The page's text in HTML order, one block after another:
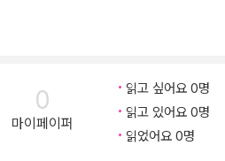
0
마이페이퍼
읽고 싶어요 0명
읽고 있어요 0명
읽었어요 0명